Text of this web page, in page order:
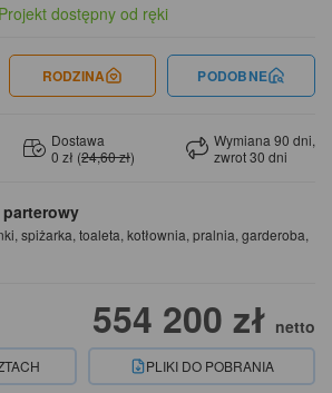
spiżarka, toaleta, kotłownia, pralnia, garderoba,
554 200 zł netto
PLIKI DO POBRANIA
Projekt dostępny od ręki
RODZINA PODOBNE
Dostawa
0 zł (24,60 zł)
Wymiana 90 dni,
zwrot 30 dni